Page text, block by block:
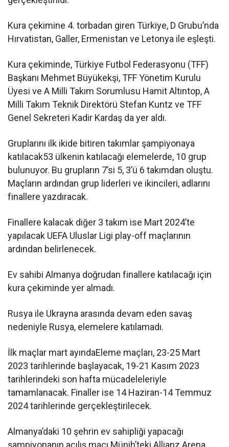
Kura çekimine 4. torbadan giren Türkiye, D Grubu’nda
Hırvatistan, Galler, Ermenistan ve Letonya ile eşleşti.
Kura çekiminde, Türkiye Futbol Federasyonu (TFF)
Başkanı Mehmet Büyükekşi, TFF Yönetim Kurulu
Üyesi ve A Milli Takım Sorumlusu Hamit Altıntop, A
Milli Takım Teknik Direktörü Stefan Kuntz ve TFF
Genel Sekreteri Kadir Kardaş da yer aldı.
Gruplarını ilk ikide bitiren takımlar şampiyonaya
katılacak53 ülkenin katılacağı elemelerde, 10 grup
bulunuyor. Bu grupların 7’si 5, 3’ü 6 takımdan oluştu.
Maçların ardından grup liderleri ve ikincileri, adlarını
finallere yazdıracak.
Finallere kalacak diğer 3 takım ise Mart 2024’te
yapılacak UEFA Uluslar Ligi play-off maçlarının
ardından belirlenecek.
Ev sahibi Almanya doğrudan finallere katılacağı için
kura çekiminde yer almadı.
Rusya ile Ukrayna arasında devam eden savaş
nedeniyle Rusya, elemelere katılamadı.
İlk maçlar mart ayındaEleme maçları, 23-25 Mart
2023 tarihlerinde başlayacak, 19-21 Kasım 2023
tarihlerindeki son hafta mücadeleleriyle
tamamlanacak. Finaller ise 14 Haziran-14 Temmuz
2024 tarihlerinde gerçekleştirilecek.
Almanya’daki 10 şehrin ev sahipliği yapacağı
şampiyonanın açılış maçı Münih’teki Allianz Arena,